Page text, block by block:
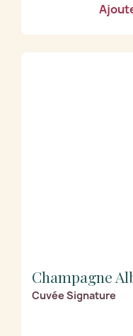
Champagne
Cuvée Signature